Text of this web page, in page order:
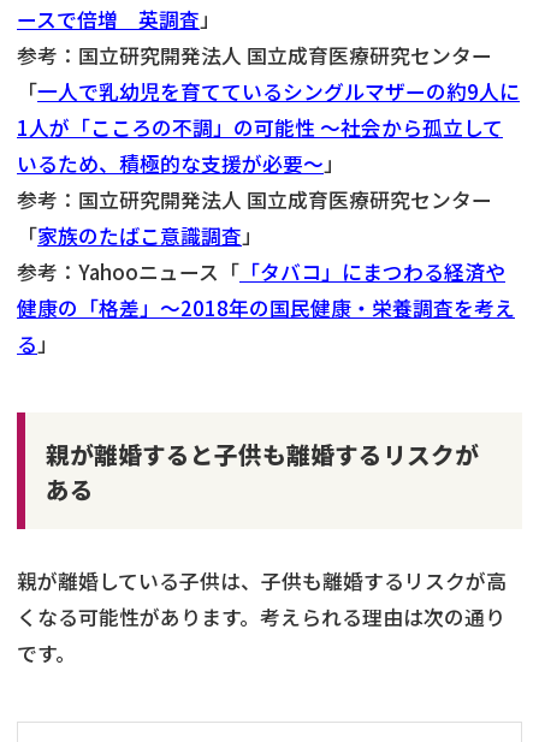
ースで倍増 英調査」
参考：国立研究開発法人 国立成育医療研究センター
「一人で乳幼児を育てているシングルマザーの約9人に
1人が「こころの不調」の可能性 ～社会から孤立して
いるため、積極的な支援が必要～」
参考：国立研究開発法人 国立成育医療研究センター
「家族のたばこ意識調査」
参考：Yahooニュース「 「タバコ」にまつわる経済や
健康の「格差」〜2018年の国民健康・栄養調査を考え
る」
親が離婚すると子供も離婚するリスクが
ある
親が離婚している子供は、子供も離婚するリスクが高
くなる可能性があります。考えられる理由は次の通り
です。